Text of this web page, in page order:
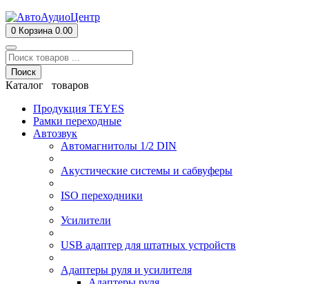
0 Корзина 0.00
Поиск
Каталог товаров
Продукция TEYES
Рамки переходные
Автозвук
Автомагнитолы 1/2 DIN
Акустические системы и сабвуферы
ISO переходники
Усилители
USB адаптер для штатных устройств
Адаптеры руля и усилителя